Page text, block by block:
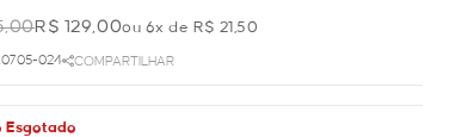
R$ 129,00ou 6x de R$ 21,50
024 COMPARTILHAR
Esgotado